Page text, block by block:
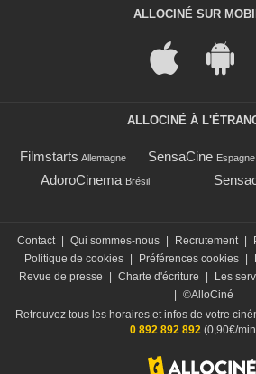
ALLOCINÉ SUR
ALLOCINÉ À
Filmstarts Allemagne SensaCine Espagne
AdoroCinema Brésil
Contact | Qui sommes-nous | Recrutement |
Politique de cookies | Préférences cookies |
Revue de presse
| Charte d'écriture | Les
| ©AlloCiné
Retrouvez tous les horaires et infos de votre
0 892 892 892 (0,90€/